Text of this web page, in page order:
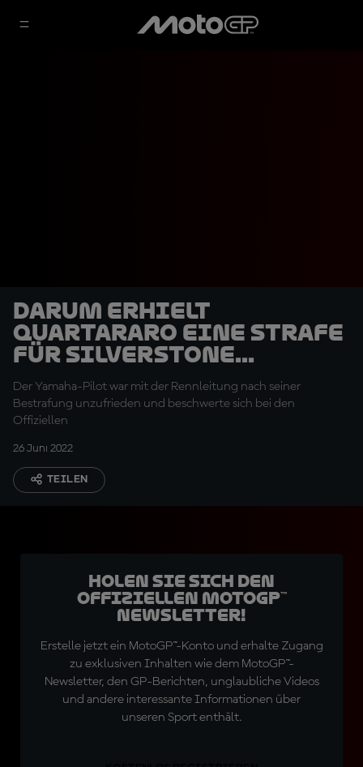
Darum erhielt
Quartararo eine Strafe
für Silverstone...
Der Yamaha-Pilot war mit der Rennleitung nach seiner
Bestrafung unzufrieden und beschwerte sich bei den
Offiziellen
26 Juni 2022
TEILEN
Holen Sie sich den
offiziellen MotoGP™
Newsletter!
Erstelle jetzt ein MotoGP™-Konto und erhalte Zugang
zu exklusiven Inhalten wie dem MotoGP™-
Newsletter, den GP-Berichten, unglaubliche Videos
und andere interessante Informationen über
unseren Sport enthält.